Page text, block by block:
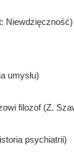
Niewdzięczność)
umysłu)
filozof (Z.
psychiatrii)